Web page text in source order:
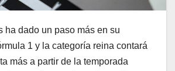
ha dado un paso más en su
1 y la categoría reina contará
más a partir de la temporada